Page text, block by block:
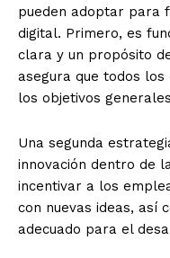
pueden adoptar para
digital. Primero, es
clara y un propósito
asegura que todos
los objetivos
Una segunda
innovación dentro de
incentivar a los
con nuevas ideas, así
adecuado para el